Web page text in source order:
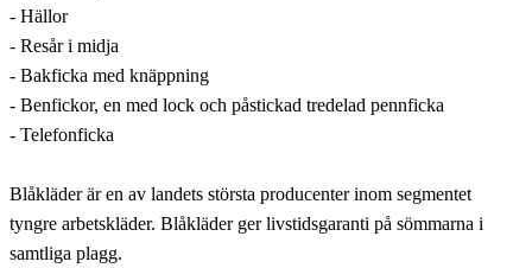
- Hällor
- Resår i midja
- Bakficka med knäppning
- Benfickor, en med lock och påstickad tredelad pennficka
- Telefonficka
Blåkläder är en av landets största producenter inom segmentet
tyngre arbetskläder. Blåkläder ger livstidsgaranti på sömmarna i
samtliga plagg.